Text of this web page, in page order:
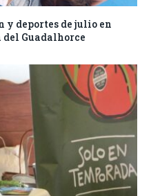
y deportes de julio en
Guadalhorce